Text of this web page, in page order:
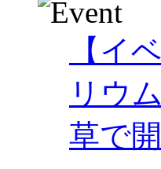
【イ
リウ
草で開